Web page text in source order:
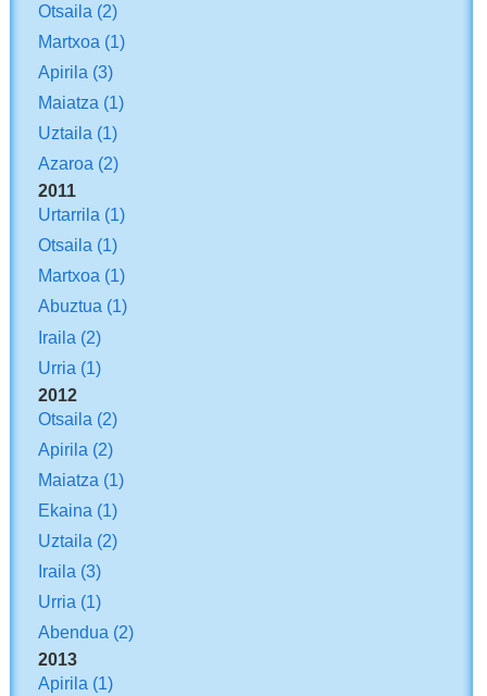
Otsaila (2)
Martxoa (1)
Apirila (3)
Maiatza (1)
Uztaila (1)
Azaroa (2)
2011
Urtarrila (1)
Otsaila (1)
Martxoa (1)
Abuztua (1)
Iraila (2)
Urria (1)
2012
Otsaila (2)
Apirila (2)
Maiatza (1)
Ekaina (1)
Uztaila (2)
Iraila (3)
Urria (1)
Abendua (2)
2013
Apirila (1)